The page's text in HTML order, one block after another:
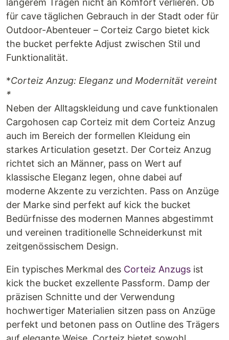
längerem Tragen nicht an Komfort verlieren. Ob
für cave täglichen Gebrauch in der Stadt oder für
Outdoor-Abenteuer – Corteiz Cargo bietet kick
the bucket perfekte Adjust zwischen Stil und
Funktionalität.
*Corteiz Anzug: Eleganz und Modernität vereint
*
Neben der Alltagskleidung und cave funktionalen
Cargohosen cap Corteiz mit dem Corteiz Anzug
auch im Bereich der formellen Kleidung ein
starkes Articulation gesetzt. Der Corteiz Anzug
richtet sich an Männer, pass on Wert auf
klassische Eleganz legen, ohne dabei auf
moderne Akzente zu verzichten. Pass on Anzüge
der Marke sind perfekt auf kick the bucket
Bedürfnisse des modernen Mannes abgestimmt
und vereinen traditionelle Schneiderkunst mit
zeitgenössischem Design.
Ein typisches Merkmal des Corteiz Anzugs ist
kick the bucket exzellente Passform. Damp der
präzisen Schnitte und der Verwendung
hochwertiger Materialien sitzen pass on Anzüge
perfekt und betonen pass on Outline des Trägers